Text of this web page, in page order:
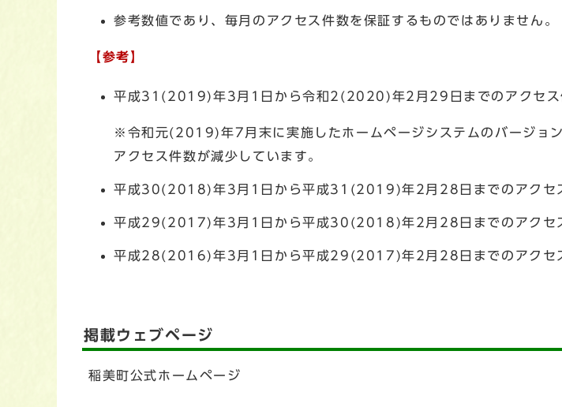
参考数値であり、毎月のアクセス件数を保証するものではありません。
【参考】
平成31(2019)年3月1日から令和2(2020)年2月29日までのアクセス
※令和元(2019)年7月末に実施したホームページシステムのバージョ
アクセス件数が減少しています。
平成30(2018)年3月1日から平成31(2019)年2月28日までのアクセ
平成29(2017)年3月1日から平成30(2018)年2月28日までのアクセ
平成28(2016)年3月1日から平成29(2017)年2月28日までのアクセ
掲載ウェブページ
稲美町公式ホームページ